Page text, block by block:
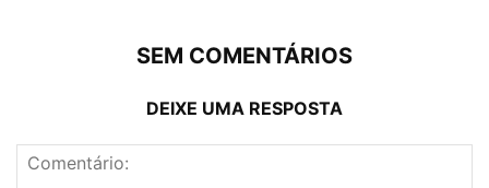
SEM COMENTÁRIOS
DEIXE UMA RESPOSTA